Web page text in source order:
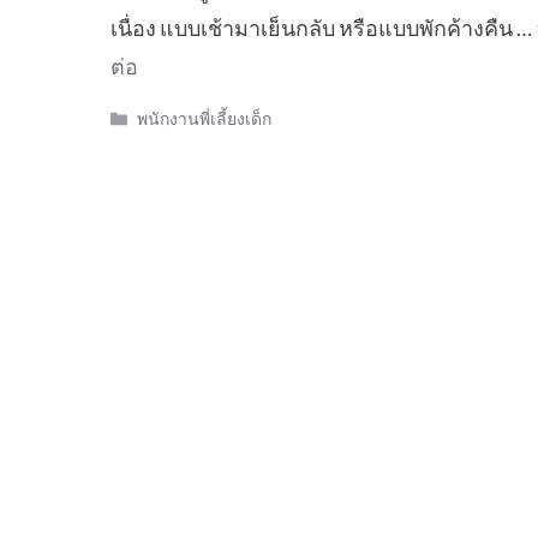
เนื่อง แบบเช้ามาเย็นกลับ หรือแบบพักค้างคืน …
ต่อ
Categories
พนักงานพี่เลี้ยงเด็ก